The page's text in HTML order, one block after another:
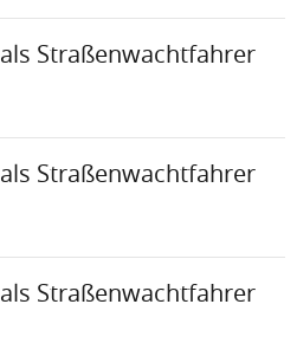
Straßenwachtfahrer
Straßenwachtfahrer
Straßenwachtfahrer